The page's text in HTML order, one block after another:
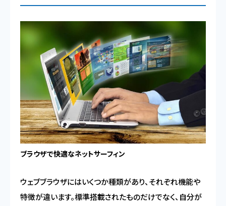
ブラウザで快適なネットサーフィン
ウェブブラウザにはいくつか種類があり、それぞれ機能や
特徴が違います。標準搭載されたものだけでなく、自分が